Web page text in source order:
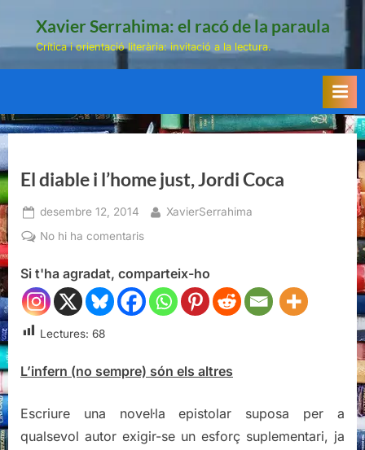
Xavier Serrahima: el racó de la paraula
Crítica i orientació literària: invitació a la lectura.
El diable i l’home just, Jordi Coca
Posted
on
desembre 12, 2014 By
XavierSerrahima
No hi ha comentarisa
diable
i
l’home
Coca
Si t'ha agradat, comparteix-ho
Lectures: 68
L’infern (no sempre) són els altres
Escriure una novel·la epistolar suposa per a
qualsevol autor exigir-se un esforç suplementari, ja